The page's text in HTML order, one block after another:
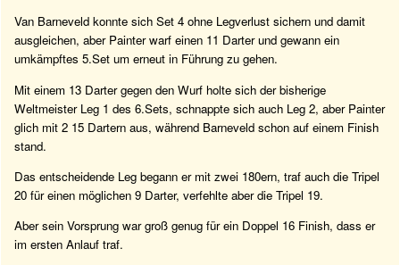
Van Barneveld konnte sich Set 4 ohne Legverlust sichern und damit
ausgleichen, aber Painter warf einen 11 Darter und gewann ein
umkämpftes 5.Set um erneut in Führung zu gehen.
Mit einem 13 Darter gegen den Wurf holte sich der bisherige
Weltmeister Leg 1 des 6.Sets, schnappte sich auch Leg 2, aber Painter
glich mit 2 15 Dartern aus, während Barneveld schon auf einem Finish
stand.
Das entscheidende Leg begann er mit zwei 180ern, traf auch die Tripel
20 für einen möglichen 9 Darter, verfehlte aber die Tripel 19.
Aber sein Vorsprung war groß genug für ein Doppel 16 Finish, dass er
im ersten Anlauf traf.